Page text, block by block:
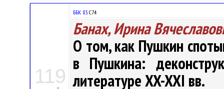
119
ББК 83.С74
Банах, Ирина
О том, как Пушкин
в Пушкина:
литературе XX-XXI вв.